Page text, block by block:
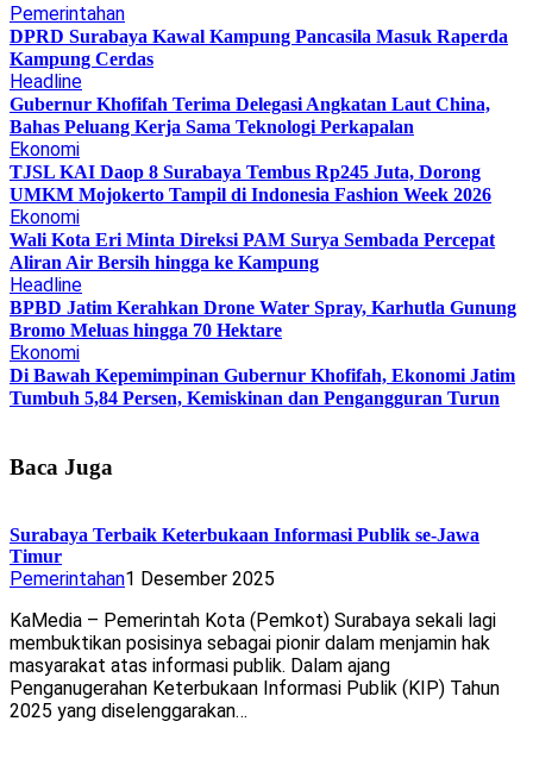
Pemerintahan
DPRD Surabaya Kawal Kampung Pancasila Masuk Raperda
Kampung Cerdas
Headline
Gubernur Khofifah Terima Delegasi Angkatan Laut China,
Bahas Peluang Kerja Sama Teknologi Perkapalan
Ekonomi
TJSL KAI Daop 8 Surabaya Tembus Rp245 Juta, Dorong
UMKM Mojokerto Tampil di Indonesia Fashion Week 2026
Ekonomi
Wali Kota Eri Minta Direksi PAM Surya Sembada Percepat
Aliran Air Bersih hingga ke Kampung
Headline
BPBD Jatim Kerahkan Drone Water Spray, Karhutla Gunung
Bromo Meluas hingga 70 Hektare
Ekonomi
Di Bawah Kepemimpinan Gubernur Khofifah, Ekonomi Jatim
Tumbuh 5,84 Persen, Kemiskinan dan Pengangguran Turun
Baca Juga
Surabaya Terbaik Keterbukaan Informasi Publik se-Jawa
Timur
Pemerintahan1 Desember 2025
KaMedia – Pemerintah Kota (Pemkot) Surabaya sekali lagi
membuktikan posisinya sebagai pionir dalam menjamin hak
masyarakat atas informasi publik. Dalam ajang
Penganugerahan Keterbukaan Informasi Publik (KIP) Tahun
2025 yang diselenggarakan…